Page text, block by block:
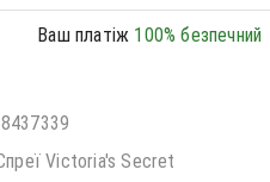
Ваш платіж 100% безпечний
Victoria's Secret